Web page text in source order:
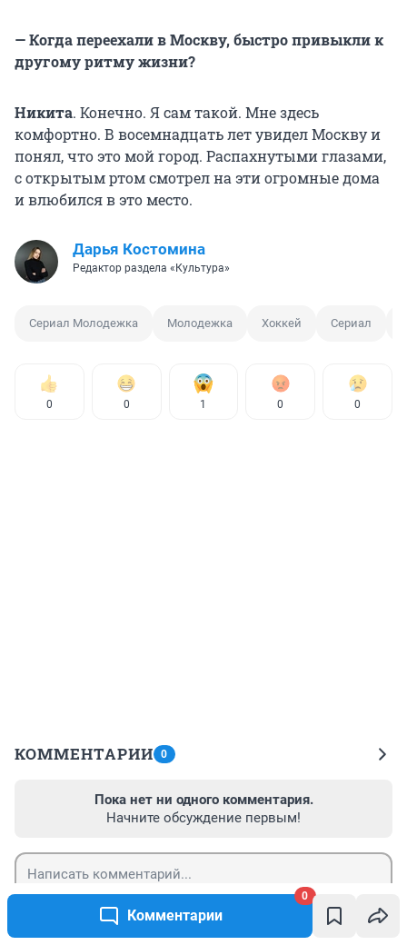
Комментарии
0
— Когда переехали в Москву, быстро привыкли к
другому ритму жизни?
Никита. Конечно. Я сам такой. Мне здесь
комфортно. В восемнадцать лет увидел Москву и
понял, что это мой город. Распахнутыми глазами,
с открытым ртом смотрел на эти огромные дома
и влюбился в это место.
Дарья Костомина
Редактор раздела «Культура»
Сериал Молодежка Молодежка Хоккей Сериал
0 0 1 0 0
КОММЕНТАРИИ 0
Пока нет ни одного комментария.
Начните обсуждение первым!
Отправить